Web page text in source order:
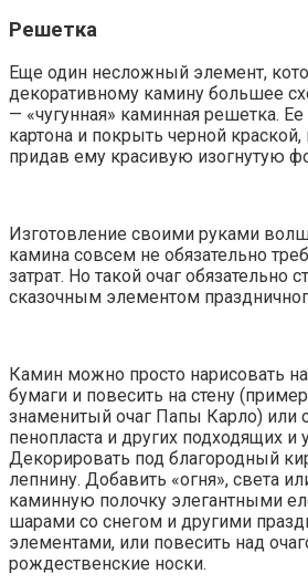
Решетка
Еще один несложный элемент,
декоративному камину большее
— «чугунная» каминная решетка.
картона и покрыть черной краской,
придав ему красивую изогнутую
Изготовление своими руками
камина совсем не обязательно
затрат. Но такой очаг обязательно
сказочным элементом
Камин можно просто нарисовать
бумаги и повесить на стену
знаменитый очаг Папы Карло) или
пенопласта и других подходящих и
Декорировать под благородный
лепнину. Добавить «огня», света
каминную полочку элегантными
шарами со снегом и другими
элементами, или повесить над
рождественские носки.